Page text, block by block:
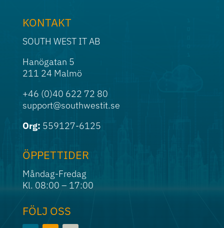
KONTAKT
SOUTH WEST IT AB
Hanögatan 5
211 24 Malmö
+46 (0)40 622 72 80
support@southwestit.se
Org: 559127-6125
ÖPPETTIDER
Måndag-Fredag
Kl. 08:00 – 17:00
FÖLJ OSS